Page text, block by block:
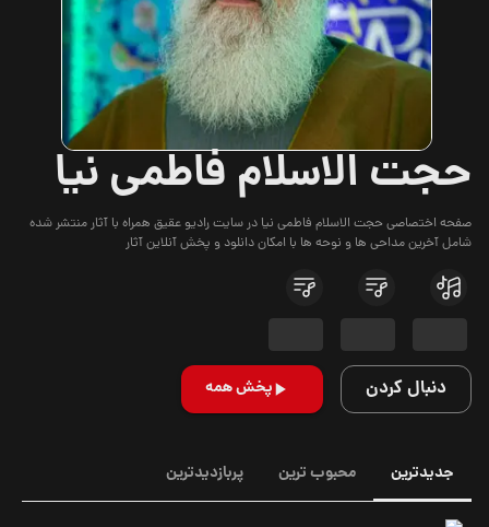
حجت الاسلام فاطمی نیا
صفحه اختصاصی حجت الاسلام فاطمی نیا در سایت رادیو عقیق همراه با آثار منتشر شده
شامل آخرین مداحی ها و نوحه ها با امکان دانلود و پخش آنلاین آثار
دنبال کردن پخش همه
جدیدترین محبوب ترین پربازدیدترین